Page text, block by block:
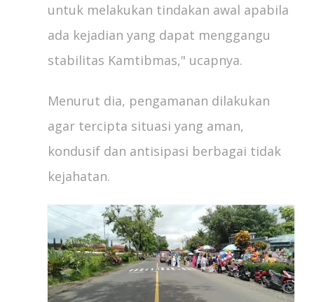
untuk melakukan tindakan awal apabila
ada kejadian yang dapat menggangu
stabilitas Kamtibmas," ucapnya.
Menurut dia, pengamanan dilakukan
agar tercipta situasi yang aman,
kondusif dan antisipasi berbagai tidak
kejahatan.